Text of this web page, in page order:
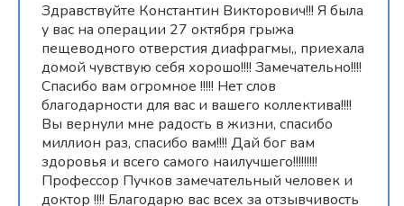
Здравствуйте Константин Викторович!!! Я была
у вас на операции 27 октября грыжа
пещеводного отверстия диафрагмы,, приехала
домой чувствую себя хорошо!!!! Замечательно!!!!
Спасибо вам огромное !!!!! Нет слов
благодарности для вас и вашего коллектива!!!!
Вы вернули мне радость в жизни, спасибо
миллион раз, спасибо вам!!!! Дай бог вам
здоровья и всего самого наилучшего!!!!!!!!!
Профессор Пучков замечательный человек и
доктор !!!! Благодарю вас всех за отзывчивость